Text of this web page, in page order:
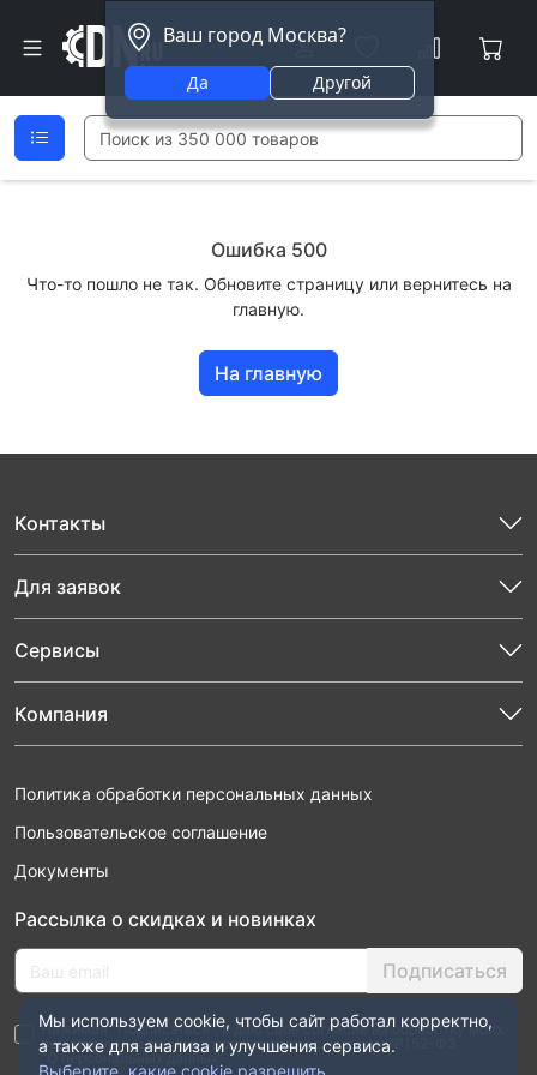
Ваш город Москва?
Да Другой
Ошибка 500
Что-то пошло не так. Обновите страницу или вернитесь на
главную.
На главную
Контакты
Для заявок
Сервисы
Компания
Политика обработки персональных данных
Пользовательское соглашение
Документы
Рассылка о скидках и новинках
Подписаться
Нажимая “Подписаться”, я даю свое согласие на обработку моих
персональных данных в соответствии с законом №152-ФЗ
“О персональных данных”
Мы используем cookie, чтобы сайт работал корректно,
а также для анализа и улучшения сервиса.
Выберите, какие cookie разрешить